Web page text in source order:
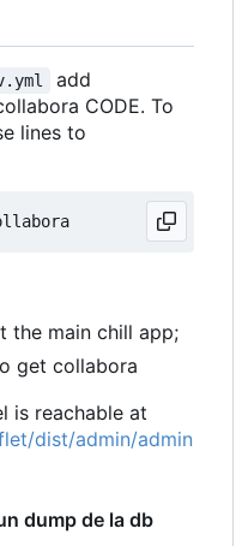
add
CODE. To
lines to
the main chill app;
get collabora
is reachable at
dist/admin/admin
dump de la db